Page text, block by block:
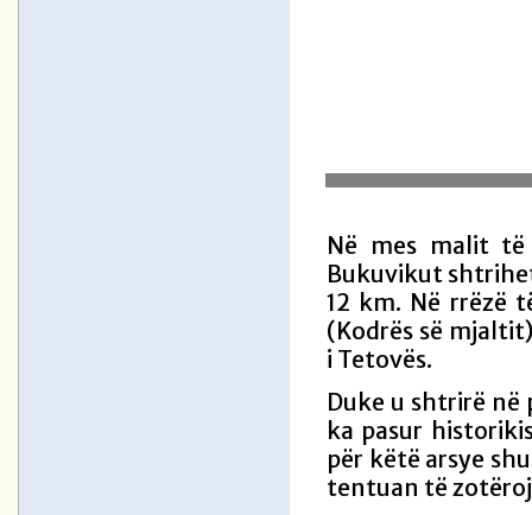
Në mes malit
Bukuvikut
12 km. Në rrëzë
(Kodrës së
i Tetovës.
Duke u shtrirë në
ka pasur
për këtë arsye
tentuan të